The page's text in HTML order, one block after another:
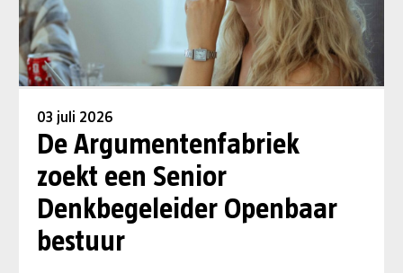
03 juli 2026
De Argumentenfabriek
zoekt een Senior
Denkbegeleider Openbaar
bestuur